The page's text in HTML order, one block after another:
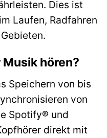
Dies ist
Laufen, Radfahren
hören?
Speichern von bis
von
Spotify® und
direkt mit